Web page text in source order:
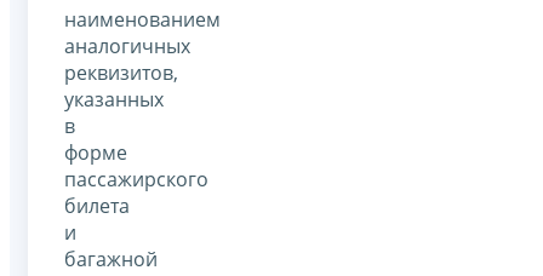
наименованием
аналогичных
реквизитов,
указанных
в
форме
пассажирского
билета
и
багажной